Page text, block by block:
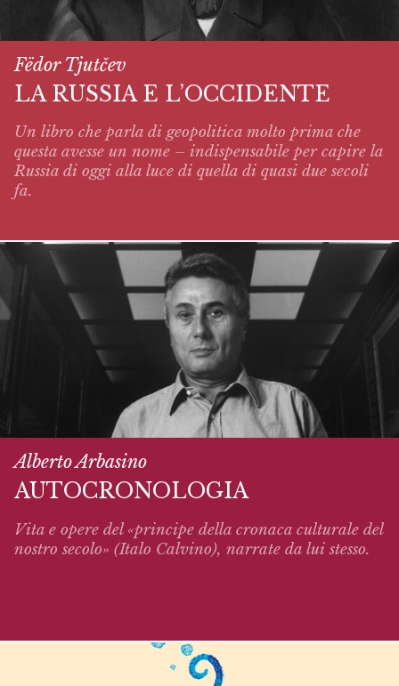
Fëdor Tjutčev
LA RUSSIA E L’OCCIDENTE
Un libro che parla di geopolitica molto prima che
questa avesse un nome – indispensabile per capire la
Russia di oggi alla luce di quella di quasi due secoli
fa.
Alberto Arbasino
AUTOCRONOLOGIA
Vita e opere del «principe della cronaca culturale del
nostro secolo» (Italo Calvino), narrate da lui stesso.